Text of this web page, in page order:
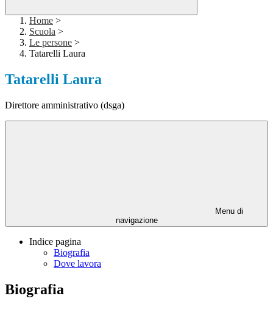
Home >
Scuola >
Le persone >
Tatarelli Laura
Tatarelli Laura
Direttore amministrativo (dsga)
Menu di
navigazione
Indice pagina
Biografia
Dove lavora
Biografia